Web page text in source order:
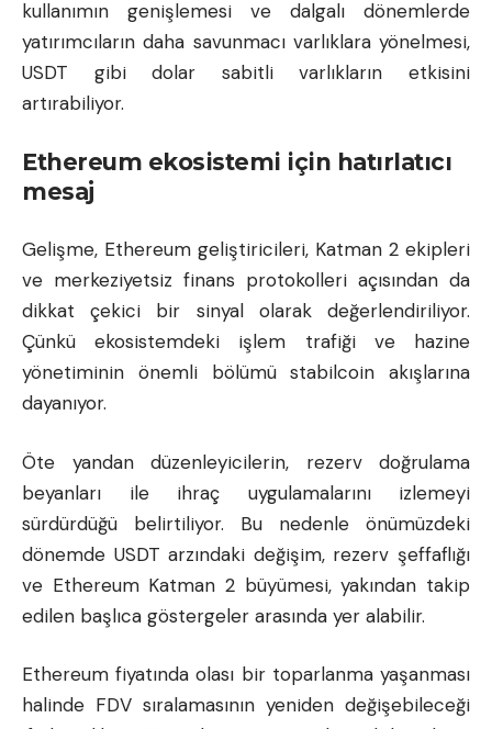
kullanımın genişlemesi ve dalgalı dönemlerde
yatırımcıların daha savunmacı varlıklara yönelmesi,
USDT gibi dolar sabitli varlıkların etkisini
artırabiliyor.
Ethereum ekosistemi için hatırlatıcı
mesaj
Gelişme, Ethereum geliştiricileri, Katman 2 ekipleri
ve merkeziyetsiz finans protokolleri açısından da
dikkat çekici bir sinyal olarak değerlendiriliyor.
Çünkü ekosistemdeki işlem trafiği ve hazine
yönetiminin önemli bölümü stabilcoin akışlarına
dayanıyor.
Öte yandan düzenleyicilerin, rezerv doğrulama
beyanları ile ihraç uygulamalarını izlemeyi
sürdürdüğü belirtiliyor. Bu nedenle önümüzdeki
dönemde USDT arzındaki değişim, rezerv şeffaflığı
ve Ethereum Katman 2 büyümesi, yakından takip
edilen başlıca göstergeler arasında yer alabilir.
Ethereum fiyatında olası bir toparlanma yaşanması
halinde FDV sıralamasının yeniden değişebileceği